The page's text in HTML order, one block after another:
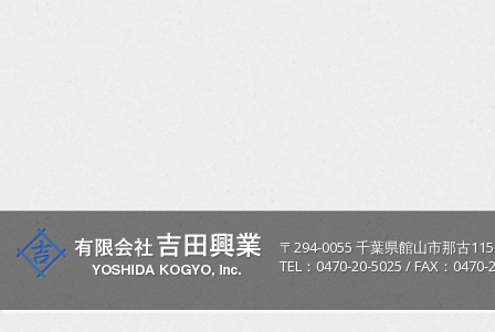
〒294-0055千葉県館山市那古
TEL： 0470-20-5025/ FAX：0470-